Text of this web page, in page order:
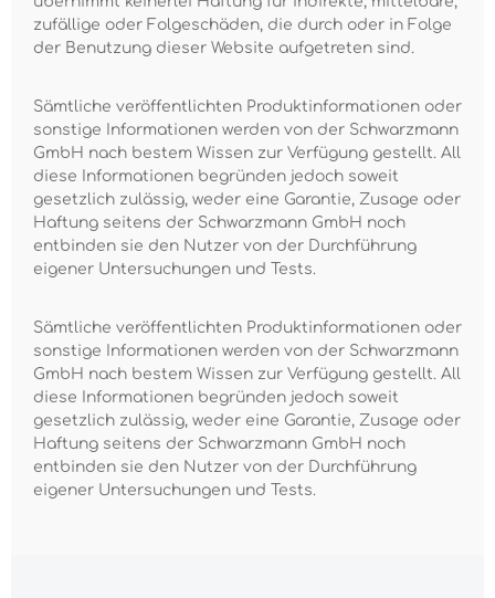
zufällige oder Folgeschäden, die durch oder in Folge
der Benutzung dieser Website aufgetreten sind.
Sämtliche veröffentlichten Produktinformationen oder
sonstige Informationen werden von der Schwarzmann
GmbH nach bestem Wissen zur Verfügung gestellt. All
diese Informationen begründen jedoch soweit
gesetzlich zulässig, weder eine Garantie, Zusage oder
Haftung seitens der Schwarzmann GmbH noch
entbinden sie den Nutzer von der Durchführung
eigener Untersuchungen und Tests.
Sämtliche veröffentlichten Produktinformationen oder
sonstige Informationen werden von der Schwarzmann
GmbH nach bestem Wissen zur Verfügung gestellt. All
diese Informationen begründen jedoch soweit
gesetzlich zulässig, weder eine Garantie, Zusage oder
Haftung seitens der Schwarzmann GmbH noch
entbinden sie den Nutzer von der Durchführung
eigener Untersuchungen und Tests.